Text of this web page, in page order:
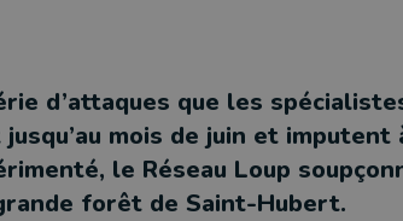
d’attaques que les
mois de juin et
le Réseau Loup
forêt de Saint-Hubert.